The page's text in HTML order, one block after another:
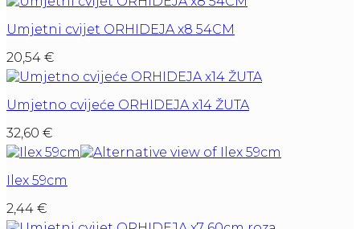
Umjetni cvijet ORHIDEJA x8 54CM
20,54 €
Umjetno cvijeće ORHIDEJA x14 ŽUTA
32,60 €
Ilex 59cm
2,44 €